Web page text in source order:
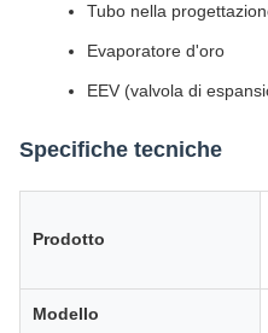
Tubo nella
Evaporatore d'oro
EEV (valvola di
Specifiche tecniche
Prodotto
Modello